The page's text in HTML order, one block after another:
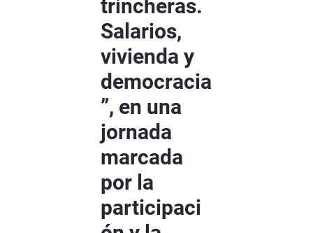
trincheras.
Salarios,
vivienda y
democracia
”, en una
jornada
marcada
por la
participaci